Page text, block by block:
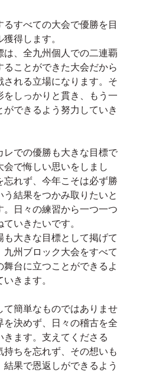
すべての大会で優勝を目
得します。
は、全九州個人での二連覇
ることができた大会だから
される立場になります。そ
をしっかりと貫き、もう一
ができるよう努力していき
レでの優勝も大きな目標で
で悔しい思いをしまし
忘れず、今年こそは必ず勝
う結果をつかみ取りたいと
。日々の練習から一つ一つ
いきたいです。
も大きな目標として掲げて
九州ブロック大会をすべて
舞台に立つことができるよ
きます。
て簡単なものではありませ
を決めず、日々の稽古を全
きます。支えてくださる
持ちを忘れず、その想いも
果で恩返しができるよう